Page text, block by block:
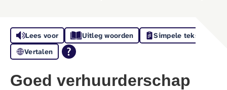
Lees voor Uitleg woorden
Simpele tekst
Vertalen
Goed verhuurderschap